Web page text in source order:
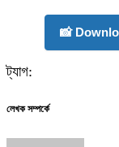
📸
ট্যাগ:
লেখক সম্পর্কে